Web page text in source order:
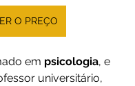
O PREÇO
em psicologia, e
universitário,